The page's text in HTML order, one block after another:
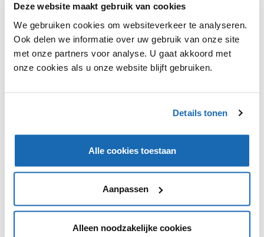
Deze website maakt gebruik van cookies
We gebruiken cookies om websiteverkeer te analyseren.
Ook delen we informatie over uw gebruik van onze site
met onze partners voor analyse. U gaat akkoord met
onze cookies als u onze website blijft gebruiken.
Details tonen
Alle cookies toestaan
Aanpassen
Alleen noodzakelijke cookies
Bij Omoda werken ze aan een digitale personal shopper
die binnenkort wordt gelanceerd. Op dit moment zijn de
fysieke winkels van de retailer nog geopend, maar
mogen er wel een beperkt aantal klanten tegelijkertijd in
worden op deze manier niet op de reguliere manier
Omoda een online shopping service waarbij klanten met
een personal shopper in contact kunnen komen via
kunnen klanten gemakkelijk vanuit huis worden voorzien